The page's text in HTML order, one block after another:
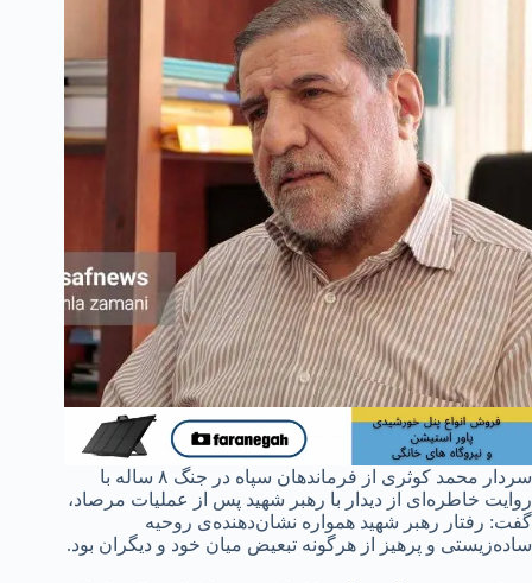
سردار محمد کوثری از فرماندهان سپاه در جنگ ۸ ساله با
روایت خاطره‌ای از دیدار با رهبر شهید پس از عملیات مرصاد،
گفت: رفتار رهبر شهید همواره نشان‌دهنده‌ی روحیه
ساده‌زیستی و پرهیز از هرگونه تبعیض میان خود و دیگران بود.